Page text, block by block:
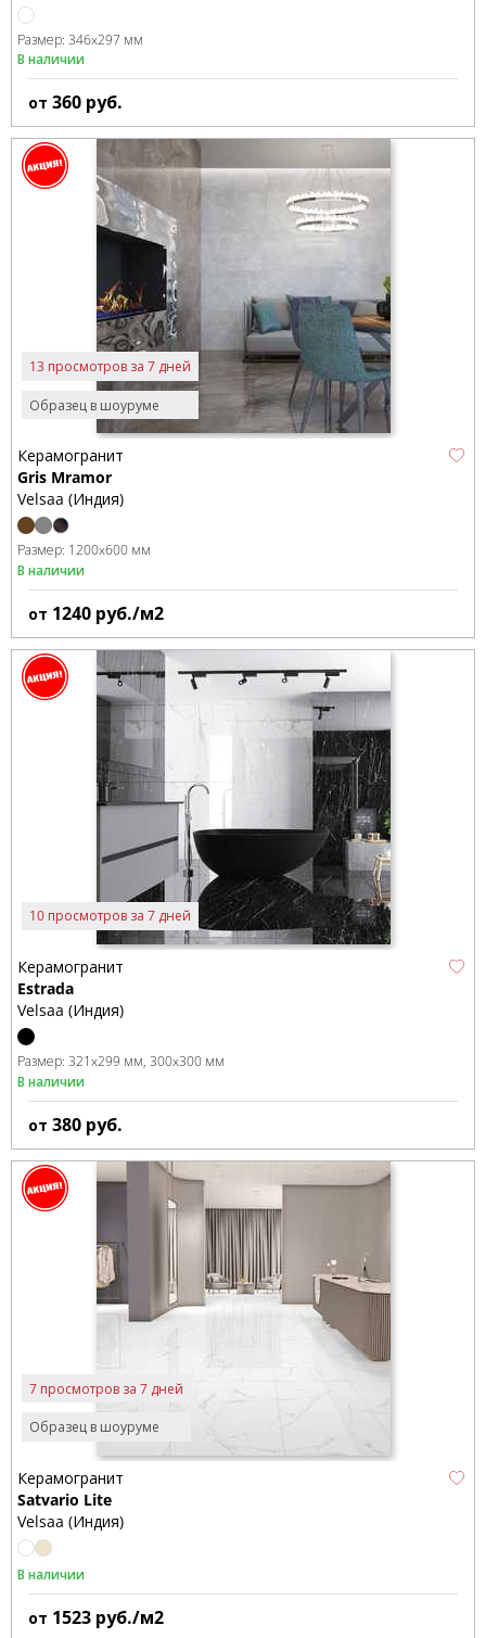
Размер: 346x297 мм
В наличии
от 360 руб.
Образец в шоуруме
13 просмотров за 7 дней
Керамогранит
Gris Mramor
Velsaa (Индия)
Размер: 1200x600 мм
В наличии
от 1240 руб./м2
10 просмотров за 7 дней
Керамогранит
Estrada
Velsaa (Индия)
Размер: 321x299 мм 300x300 мм
В наличии
от 380 руб.
Образец в шоуруме
7 просмотров за 7 дней
Керамогранит
Satvario Lite
Velsaa (Индия)
В наличии
от 1523 руб./м2